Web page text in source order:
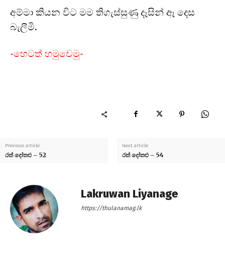
අම්මා කියන විට මම තිගැස්සුණු දෑසින් ඈ දෙස
බැලීමි.
-හෙටත් හමුවෙමු-
Previous article
රත් දෝතළු – 52
Next article
රත් දෝතළු – 54
Lakruwan Liyanage
https://thulanamag.lk